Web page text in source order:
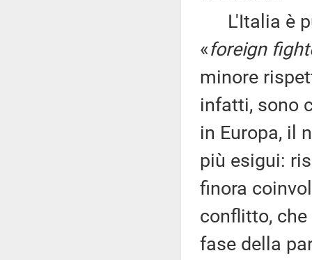
L'Italia è
«foreign
minore
infatti, sono
in Europa, il
più esigui:
finora
conflitto,
fase della